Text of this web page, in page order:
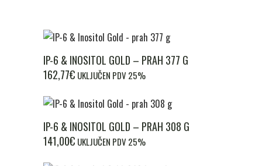
IP-6 & INOSITOL GOLD – PRAH 377 G
162,77€ UKLJUČEN PDV 25%
IP-6 & INOSITOL GOLD – PRAH 308 G
141,00€ UKLJUČEN PDV 25%